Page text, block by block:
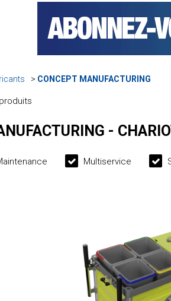
CONCEPT MANUFACTURING
-
Multiservice